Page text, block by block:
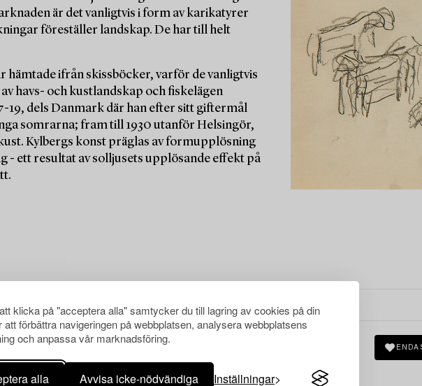
klicka på "acceptera alla" samtycker du till lagring av cookies på din
att förbättra navigeringen på webbplatsen, analysera webbplatsens
och anpassa vår marknadsföring.
alla Avvisa icke-nödvändiga Inställningar
är det vanligtvis i form av karikatyrer
föreställer landskap. De har till helt
ifrån skissböcker, varför de vanligtvis
havs- och kustlandskap och fiskelägen
19, dels Danmark där han efter sitt giftermål
somrarna; fram till 1930 utanför Helsingör,
Kylbergs konst präglas av formupplösning
ett resultat av solljusets upplösande effekt på